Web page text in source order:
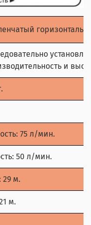
и
75 л/мин.
50 л/мин.
29 м.
м.